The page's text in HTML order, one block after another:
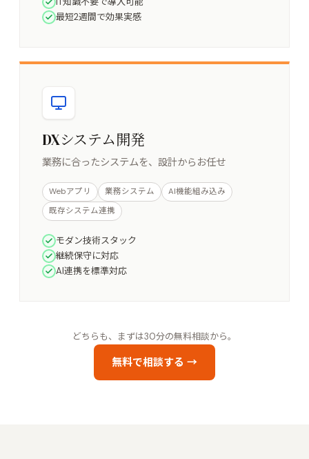
最短2週間で効果実感
DXシステム開発
業務に合ったシステムを、設計からお任せ
Webアプリ 業務システム
AI機能組み込み
既存システム連携
モダン技術スタック
継続保守に対応
AI連携を標準対応
どちらも、まずは30分の無料相談から。
無料で相談する →